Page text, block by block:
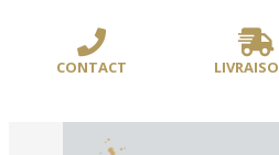
contenuCONTACT
BOUSSOLE **/